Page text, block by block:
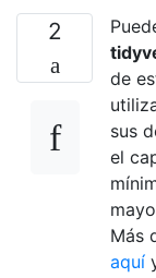
2
de
sus
el
Más
aquí